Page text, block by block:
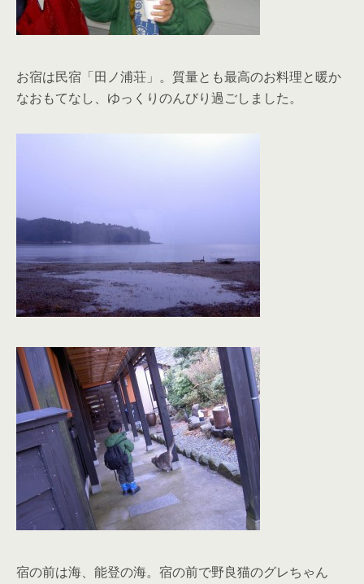
お宿は民宿「田ノ浦荘」。質量とも最高のお料理と暖か
なおもてなし、ゆっくりのんびり過ごしました。
宿の前は海、能登の海。宿の前で野良猫のグレちゃん